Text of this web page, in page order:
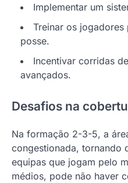
Implementar um
Treinar os
posse.
Incentivar corridas
avançados.
Desafios na
Na formação 2-3-5, a
congestionada, tornando
equipas que jogam pelo
médios, pode não haver